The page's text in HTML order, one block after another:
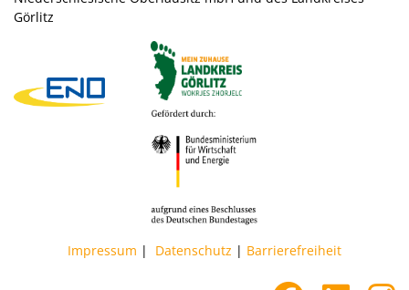
Görlitz
Impressum | Datenschutz | Barrierefreiheit